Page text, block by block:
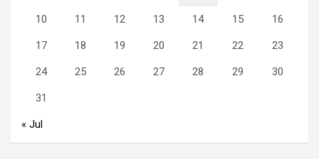
10 11 12 13 14 15 16
17 18 19 20 21 22 23
24 25 26 27 28 29 30
31
« Jul